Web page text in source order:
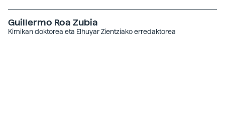
Guillermo Roa Zubia
Kimikan doktorea eta Elhuyar Zientziako erredaktorea